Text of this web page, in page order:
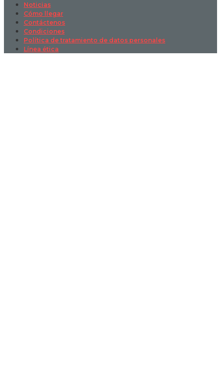
Noticias
Cómo llegar
Contáctenos
Condiciones
Política de tratamiento de datos personales
Línea ética